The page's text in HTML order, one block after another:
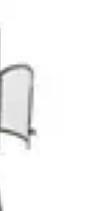
et Terrain